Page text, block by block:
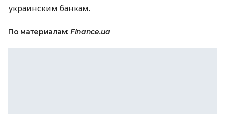
украинским банкам.
По материалам: Finance.ua